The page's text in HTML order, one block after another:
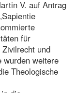
V. auf Antrag
für
und
wurden weitere
Theologische